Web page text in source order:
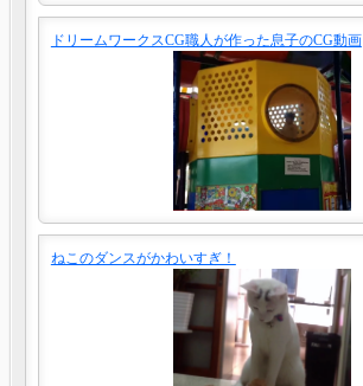
ドリームワークスCG職人が作った息子のCG動画
ねこのダンスがかわいすぎ！